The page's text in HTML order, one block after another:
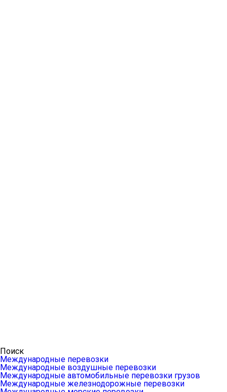
Поиск
Международные перевозки
Международные воздушные перевозки
Международные автомобильные перевозки грузов
Международные железнодорожные перевозки